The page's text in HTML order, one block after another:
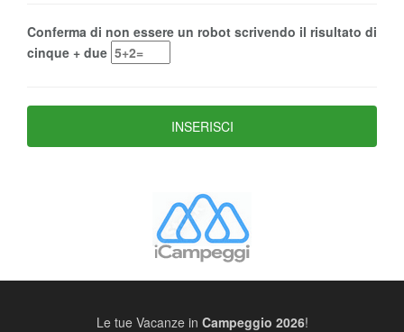
Conferma di non essere un robot scrivendo il risultato di
cinque + due
Le tue Vacanze in Campeggio 2026!